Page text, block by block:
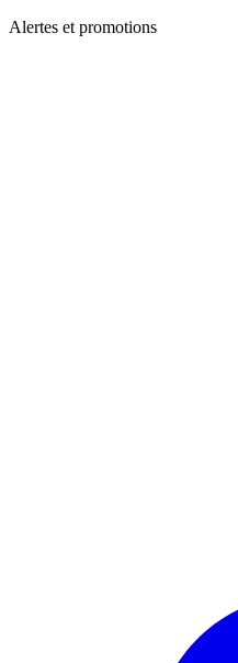
Alertes et promotions